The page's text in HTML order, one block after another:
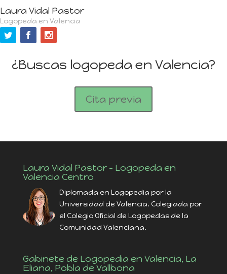
Laura Vidal Pastor
Logopeda en Valencia
¿Buscas logopeda en Valencia?
Cita previa
Laura Vidal Pastor – Logopeda en
Valencia Centro
Diplomada en Logopedia por la
Universidad de Valencia. Colegiada por
el Colegio Oficial de Logopedas de la
Comunidad Valenciana.
Gabinete de Logopedia en Valencia, La
Eliana, Pobla de Vallbona